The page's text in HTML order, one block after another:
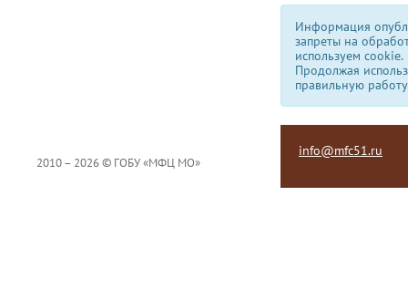
Информация
запреты на
используем сookie.
Продолжая
правильную
2010 – 2026 © ГОБУ «МФЦ МО»
info@mfc51.ru